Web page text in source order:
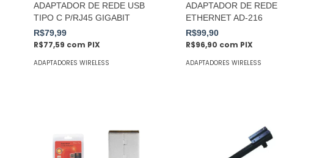
ADAPTADOR DE REDE USB
TIPO C P/RJ45 GIGABIT
R$79,99
R$77,59 com PIX
ADAPTADORES WIRELESS
ADAPTADOR DE REDE
ETHERNET AD-216
R$99,90
R$96,90 com PIX
ADAPTADORES WIRELESS